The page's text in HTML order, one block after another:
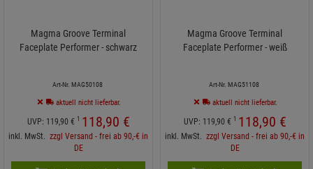
Magma Groove Terminal
Faceplate Performer - schwarz
Art-Nr. MAG50108
aktuell nicht lieferbar.
UVP: 119, 90 € 1 118,90 €
inkl. MwSt. zzgl Versand - frei ab 90,-€ in
DE
Magma Groove Terminal
Faceplate Performer - weiß
Art-Nr. MAG51108
aktuell nicht lieferbar.
UVP: 119, 90 € 1 118,90 €
inkl. MwSt. zzgl Versand - frei ab 90,-€ in
DE